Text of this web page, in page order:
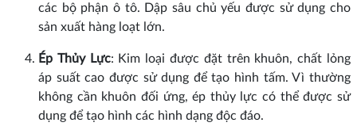
các bộ phận ô tô. Dập sâu chủ yếu được sử dụng cho
sản xuất hàng loạt lớn.
Ép Thủy Lực: Kim loại được đặt trên khuôn, chất lỏng
áp suất cao được sử dụng để tạo hình tấm. Vì thường
không cần khuôn đối ứng, ép thủy lực có thể được sử
dụng để tạo hình các hình dạng độc đáo.